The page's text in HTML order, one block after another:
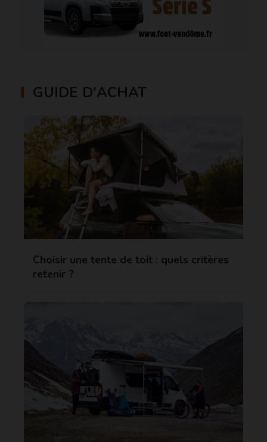
GUIDE D'ACHAT
Choisir une tente de toit : quels critères
retenir ?